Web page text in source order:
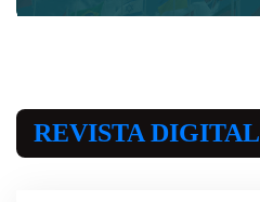
REVISTA DIGITAL